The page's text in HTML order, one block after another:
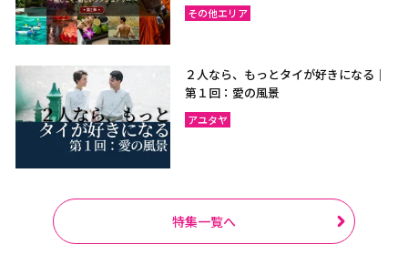
その他エリア
２人なら、もっとタイが好きになる｜
第１回：愛の風景
アユタヤ
特集一覧へ